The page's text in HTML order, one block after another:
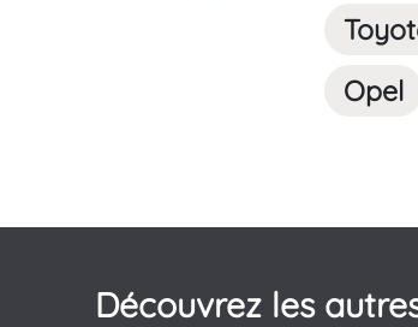
Opel
Découvrez les